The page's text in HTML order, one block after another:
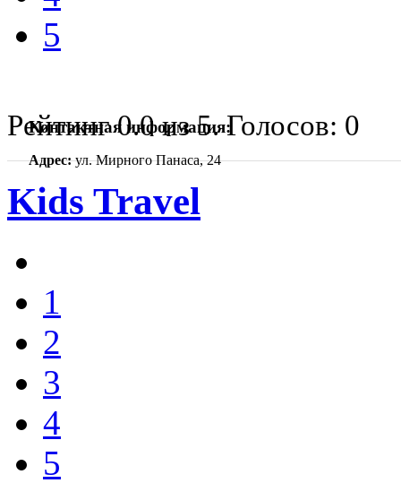
5
Рейтинг0.0из5. Голосов: 0
Контактная информация:
Адрес:ул. Мирного Панаса, 24
Kids Travel
1
2
3
4
5